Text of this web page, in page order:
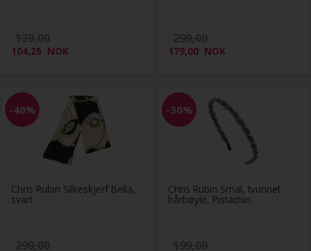
104,25 NOK 179,00 NOK
-40%
Chris Rubin Silkeskjerf Bella,
svart
-30%
Chris Rubin Smal, tvunnet
hårbøyle, Pistachio